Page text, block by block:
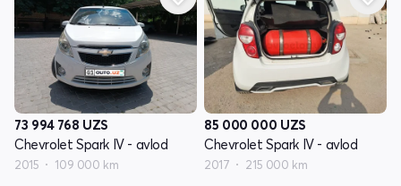
73 994 768 UZS
Chevrolet Spark IV - avlod
2015 109 000 km
85 000 000 UZS
Chevrolet Spark IV - avlod
2017 215 000 km